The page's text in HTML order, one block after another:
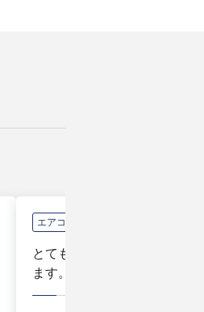
エアコン
とても丁寧な対応で安心して
ます。